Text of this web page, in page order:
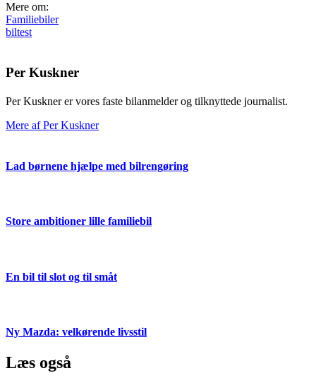
Mere om:
Familiebiler
biltest
Per Kuskner
Per Kuskner er vores faste bilanmelder og tilknyttede journalist.
Mere af Per Kuskner
Lad børnene hjælpe med bilrengøring
Store ambitioner lille familiebil
En bil til slot og til småt
Ny Mazda: velkørende livsstil
Læs også